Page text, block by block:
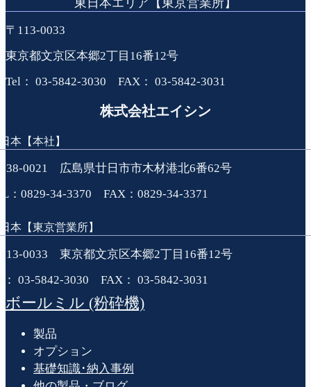
〒113-0033
東京都文京区本郷2丁目16番12号
Tel： 03-5842-3030 FAX： 03-5842-3031
株式会社エイシン
本【本社】
0021 広島県廿日市市木材港北6番62号
：0829-34-3370 FAX：0829-34-3371
本【東京営業所】
0033 東京都文京区本郷2丁目16番12号
： 03-5842-3030 FAX： 03-5842-3031
ボールミル (粉砕機)
製品
オプション
基礎知識･納入事例